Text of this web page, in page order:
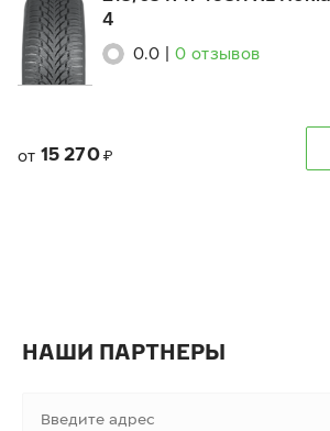
4
0.0 0 отзывов
от 15 270 ₽
НАШИ ПАРТНЕРЫ